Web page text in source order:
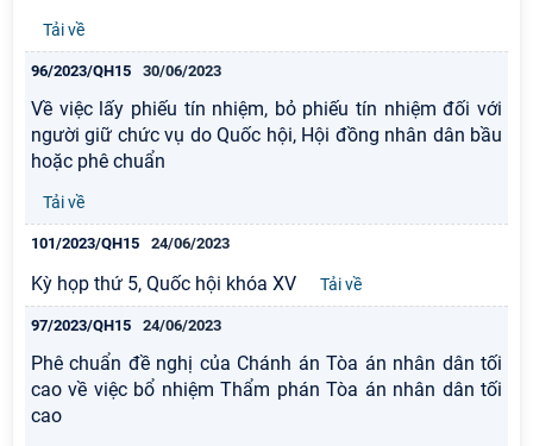
Tải về
96/2023/QH15 30/06/2023
Về việc lấy phiếu tín nhiệm, bỏ phiếu tín nhiệm đối với
người giữ chức vụ do Quốc hội, Hội đồng nhân dân bầu
hoặc phê chuẩn
Tải về
101/2023/QH15 24/06/2023
Kỳ họp thứ 5, Quốc hội khóa XV Tải về
97/2023/QH15 24/06/2023
Phê chuẩn đề nghị của Chánh án Tòa án nhân dân tối
cao về việc bổ nhiệm Thẩm phán Tòa án nhân dân tối
cao